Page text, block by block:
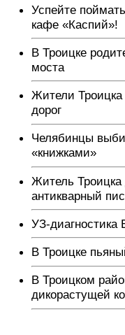
Успейте
кафе «Каспий»!
В Троицке
моста
Жители Троицка
дорог
Челябинцы
«книжками»
Житель
антикварный
УЗ-
В Троицке
В Троицком
дикорастущей